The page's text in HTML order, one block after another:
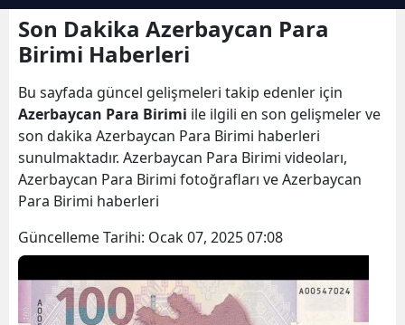
Son Dakika Azerbaycan Para
Birimi Haberleri
Bu sayfada güncel gelişmeleri takip edenler için
Azerbaycan Para Birimi ile ilgili en son gelişmeler ve
son dakika Azerbaycan Para Birimi haberleri
sunulmaktadır. Azerbaycan Para Birimi videoları,
Azerbaycan Para Birimi fotoğrafları ve Azerbaycan
Para Birimi haberleri
Güncelleme Tarihi: Ocak 07, 2025 07:08